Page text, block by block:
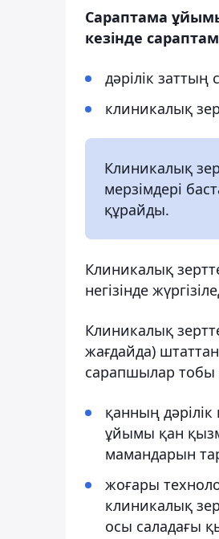
Сараптама
кезінде
дәрілік заттың
клиникалық
Клиникалық
мерзімдері
құрайды.
Клиникалық
негізінде
Клиникалық
жағдайда)
сарапшылар тобы
қанның
ұйымы қан
мамандарын
жоғары
клиникалық
осы саладағы